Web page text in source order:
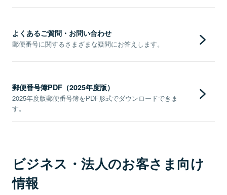
よくあるご質問・お問い合わせ
郵便番号に関するさまざまな疑問にお答えします。
郵便番号簿PDF（2025年度版）
2025年度版郵便番号簿をPDF形式でダウンロードできま
す。
ビジネス・法人のお客さま向け
情報